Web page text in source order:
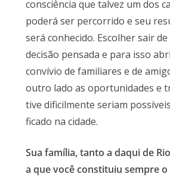
consciência que talvez um dos
poderá ser percorrido e seu
será conhecido. Escolher sair
decisão pensada e para isso
convívio de familiares e de
outro lado as oportunidades e
tive dificilmente seriam
ficado na cidade.
Sua família, tanto a daqui de
a que você constituiu sempre